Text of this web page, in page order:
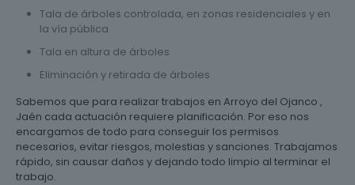
Tala de árboles controlada, en zonas residenciales y en
la vía pública
Tala en altura de árboles
Eliminación y retirada de árboles
Sabemos que para realizar trabajos en Arroyo del Ojanco ,
Jaén cada actuación requiere planificación. Por eso nos
encargamos de todo para conseguir los permisos
necesarios, evitar riesgos, molestias y sanciones. Trabajamos
rápido, sin causar daños y dejando todo limpio al terminar el
trabajo.